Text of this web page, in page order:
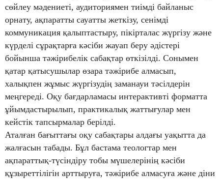
сөйлеу мәдениеті, аудиториямен тиімді байланыс
орнату, ақпаратты сауатты жеткізу, сенімді
коммуникация қалыптастыру, пікірталас жүргізу және
күрделі сұрақтарға кәсіби жауап беру әдістері
бойынша тәжірибелік сабақтар өткізілді. Сонымен
қатар қатысушылар өзара тәжірибе алмасып,
халықпен жұмыс жүргізудің заманауи тәсілдерін
меңгереді. Оқу бағдарламасы интерактивті форматта
ұйымдастырылып, практикалық жаттығулар мен
кейстік тапсырмалар берілді.
Аталған бағыттағы оқу сабақтары алдағы уақытта да
жалғасын табады. Бұл бастама теологтар мен
ақпараттық-түсіндіру тобы мүшелерінің кәсіби
құзыреттілігін арттыруға, тәжірибе алмасуға және діни